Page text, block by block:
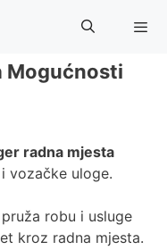
Mogućnosti
radna mjesta
vozačke uloge.
robu i usluge
kroz radna mjesta.